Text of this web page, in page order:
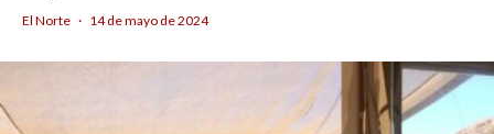
El Norte · 14 de mayo de 2024